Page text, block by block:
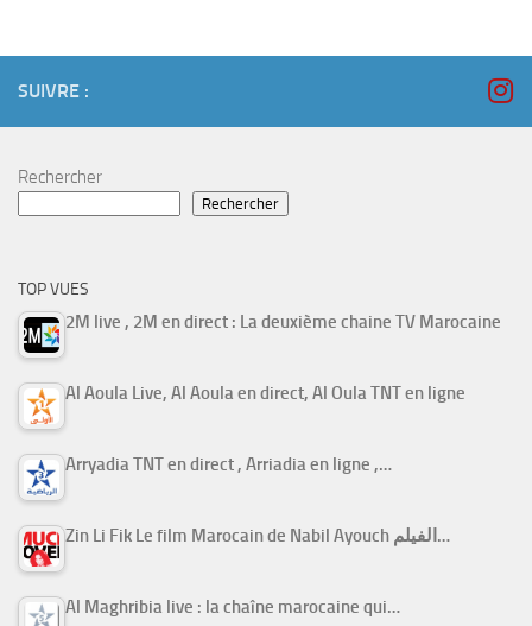
SUIVRE :
Rechercher
Rechercher
TOP VUES
2M live , 2M en direct : La deuxième chaine TV Marocaine
Al Aoula Live, Al Aoula en direct, Al Oula TNT en ligne
Arryadia TNT en direct , Arriadia en ligne ,…
Zin Li Fik Le film Marocain de Nabil Ayouch الفيلم…
Al Maghribia live : la chaîne marocaine qui…